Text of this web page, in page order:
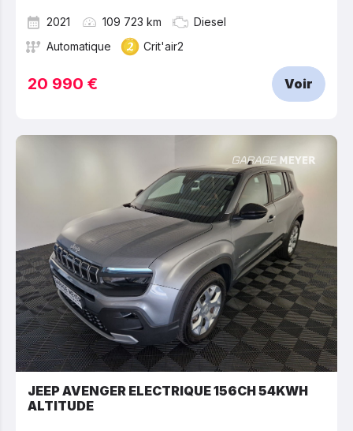
2021 109 723 km
Diesel
Automatique
Crit'air2
20 990 € Voir
JEEP AVENGER ELECTRIQUE 156CH 54KWH
ALTITUDE